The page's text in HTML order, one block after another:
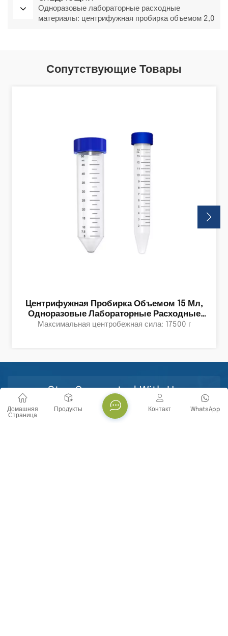
Одноразовые лабораторные расходные
материалы: центрифужная пробирка объемом 2,0
Сопутствующие Товары
Центрифужная Пробирка Объемом 15 Мл,
Одноразовые Лабораторные Расходные
Материалы Медицинского Класса,
Максимальная центробежная сила: 17500 г
Stay Connected With Us
Домашняя
Страница
Продукты WhatsApp
Контакт